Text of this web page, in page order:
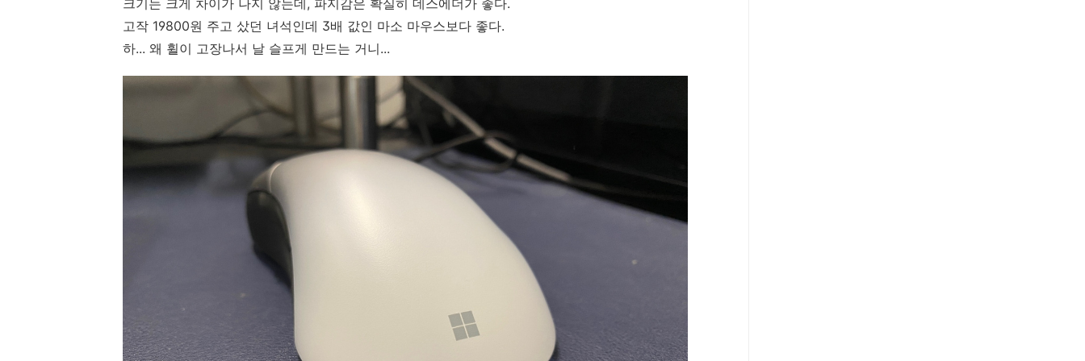
크기는 크게 차이가 나지 않는데, 파지감은 확실히 데스에더가 좋다.
고작 19800원 주고 샀던 녀석인데 3배 값인 마소 마우스보다 좋다.
하... 왜 휠이 고장나서 날 슬프게 만드는 거니...